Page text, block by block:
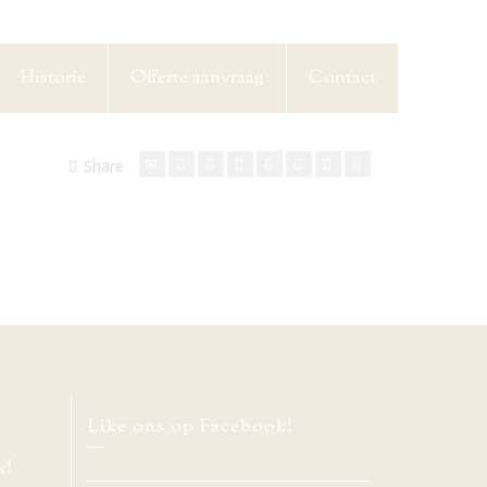
Historie Offerte aanvraag Contact
Share
Like ons op Facebook!